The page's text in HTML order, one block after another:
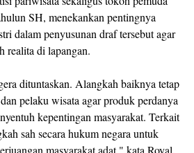
SH, menekankan pentingnya
dalam penyusunan draf tersebut agar
realita di lapangan.
dituntaskan. Alangkah baiknya tetap
pelaku wisata agar produk perdanya
kepentingan masyarakat. Terkait
sah secara hukum negara untuk
masyarakat adat," kata Royal.